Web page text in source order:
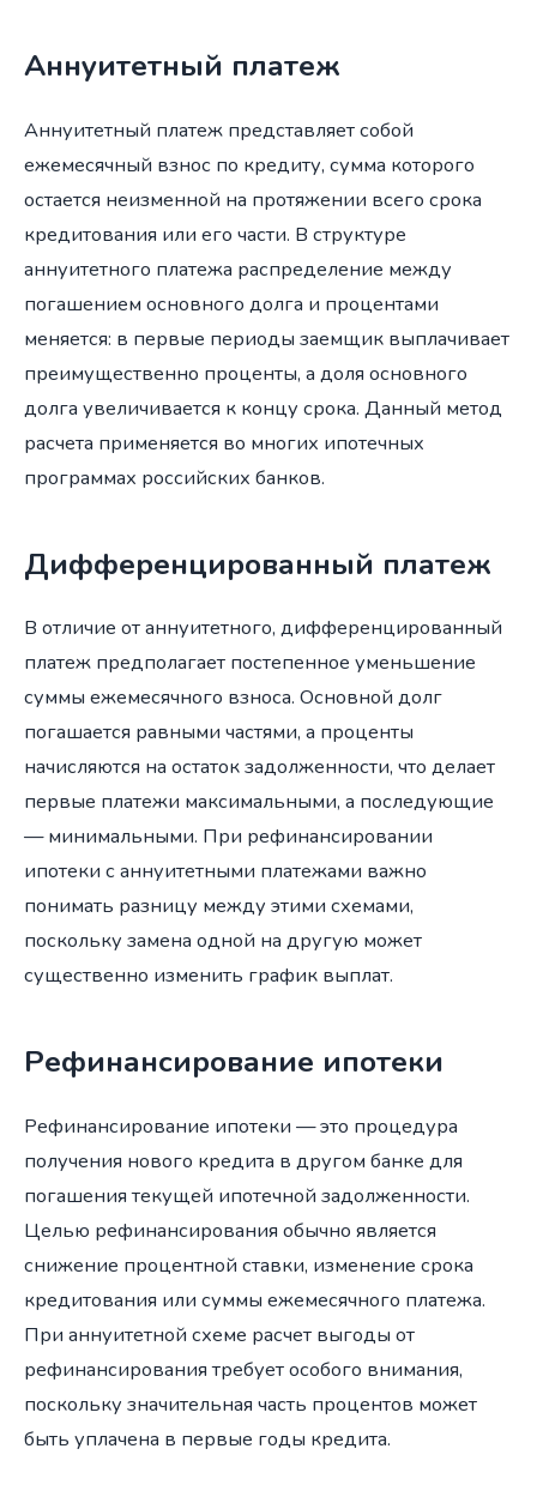
Аннуитетный платеж
Аннуитетный платеж представляет собой
ежемесячный взнос по кредиту, сумма которого
остается неизменной на протяжении всего срока
кредитования или его части. В структуре
аннуитетного платежа распределение между
погашением основного долга и процентами
меняется: в первые периоды заемщик выплачивает
преимущественно проценты, а доля основного
долга увеличивается к концу срока. Данный метод
расчета применяется во многих ипотечных
программах российских банков.
Дифференцированный платеж
В отличие от аннуитетного, дифференцированный
платеж предполагает постепенное уменьшение
суммы ежемесячного взноса. Основной долг
погашается равными частями, а проценты
начисляются на остаток задолженности, что делает
первые платежи максимальными, а последующие
— минимальными. При рефинансировании
ипотеки с аннуитетными платежами важно
понимать разницу между этими схемами,
поскольку замена одной на другую может
существенно изменить график выплат.
Рефинансирование ипотеки
Рефинансирование ипотеки — это процедура
получения нового кредита в другом банке для
погашения текущей ипотечной задолженности.
Целью рефинансирования обычно является
снижение процентной ставки, изменение срока
кредитования или суммы ежемесячного платежа.
При аннуитетной схеме расчет выгоды от
рефинансирования требует особого внимания,
поскольку значительная часть процентов может
быть уплачена в первые годы кредита.